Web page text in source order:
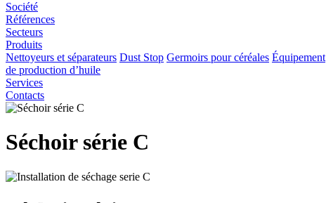
Société
Références
Secteurs
Produits
Nettoyeurs et séparateurs Dust Stop Germoirs pour céréales Équipement
de production d’huile
Services
Contacts
Séchoir série C